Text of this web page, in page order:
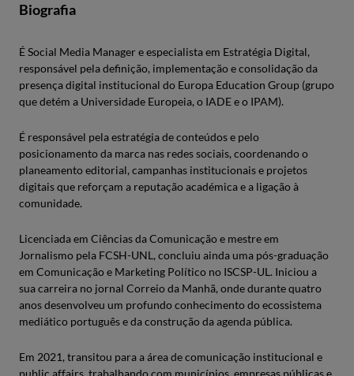
Biografia
É Social Media Manager e especialista em Estratégia Digital,
responsável pela definição, implementação e consolidação da
presença digital institucional do Europa Education Group (grupo
que detém a Universidade Europeia, o IADE e o IPAM).
É responsável pela estratégia de conteúdos e pelo
posicionamento da marca nas redes sociais, coordenando o
planeamento editorial, campanhas institucionais e projetos
digitais que reforçam a reputação académica e a ligação à
comunidade.
Licenciada em Ciências da Comunicação e mestre em
Jornalismo pela FCSH-UNL, concluiu ainda uma pós-graduação
em Comunicação e Marketing Político no ISCSP-UL. Iniciou a
sua carreira no jornal Correio da Manhã, onde durante quatro
anos desenvolveu um profundo conhecimento do ecossistema
mediático português e da construção da agenda pública.
Em 2021, transitou para a área de comunicação institucional e
public affairs, trabalhando com municípios, empresas públicas e